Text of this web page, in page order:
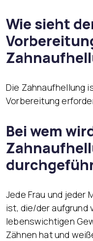
Wie sieht
Die Zahnaufhellung
Vorbereitung
Bei wem
Jede Frau und jeder
ist, die/der aufgrund
lebenswichtigen
Zähnen hat und